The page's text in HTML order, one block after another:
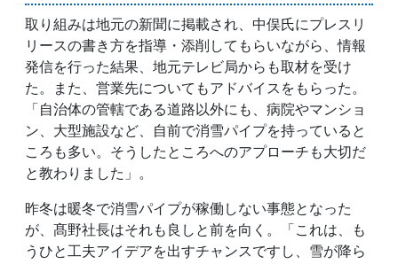
取り組みは地元の新聞に掲載され、中俣氏にプレスリ
リースの書き方を指導・添削してもらいながら、情報
発信を行った結果、地元テレビ局からも取材を受け
た。また、営業先についてもアドバイスをもらった。
「自治体の管轄である道路以外にも、病院やマンショ
ン、大型施設など、自前で消雪パイプを持っていると
ころも多い。そうしたところへのアプローチも大切だ
と教わりました」。
昨冬は暖冬で消雪パイプが稼働しない事態となった
が、髙野社長はそれも良しと前を向く。「これは、も
うひと工夫アイデアを出すチャンスですし、雪が降ら